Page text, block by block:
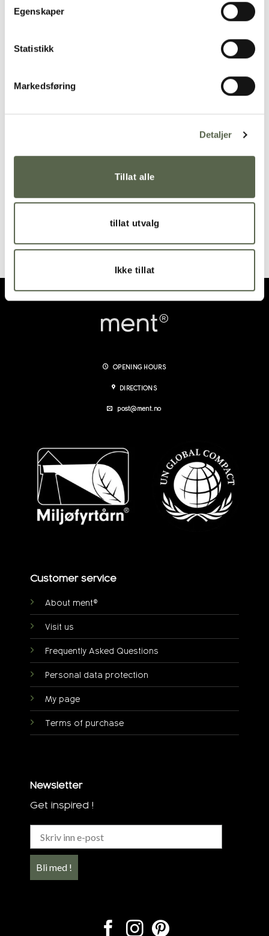
Egenskaper
Statistikk
Markedsføring
Detaljer
Tillat alle
tillat utvalg
Ikke tillat
RELATED PRODUCTS
649,00kr
Add to
wishlist
From:1660,00kr
OPENING HOURS
DIRECTIONS
post@ment.no
Customer service
About ment®
Visit us
Frequently Asked Questions
Personal data protection
My page
Terms of purchase
Newsletter
Get inspired !
Bli med !